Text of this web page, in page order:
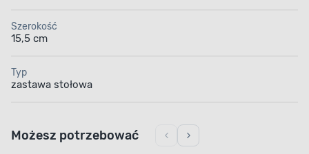
Szerokość
15,5 cm
Typ
zastawa stołowa
Możesz potrzebować